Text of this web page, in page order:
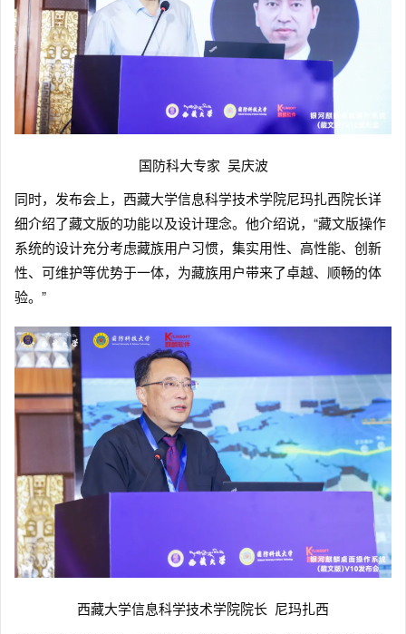
国防科大专家 吴庆波
同时，发布会上，西藏大学信息科学技术学院尼玛扎西院长详
细介绍了藏文版的功能以及设计理念。他介绍说，“藏文版操作
系统的设计充分考虑藏族用户习惯，集实用性、高性能、创新
性、可维护等优势于一体，为藏族用户带来了卓越、顺畅的体
验。”
西藏大学信息科学技术学院院长 尼玛扎西